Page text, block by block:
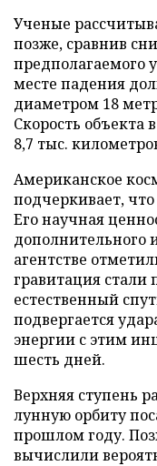
Ученые
позже, сравнив
предполагаемого
месте падения
диаметром 18
Скорость объекта
8,7 тыс.
Американское
подчеркивает,
Его научная
дополнительного
агентстве
гравитация
естественный
подвергается
энергии с этим
шесть дней.
Верхняя ступень
лунную орбиту
прошлом году.
вычислили